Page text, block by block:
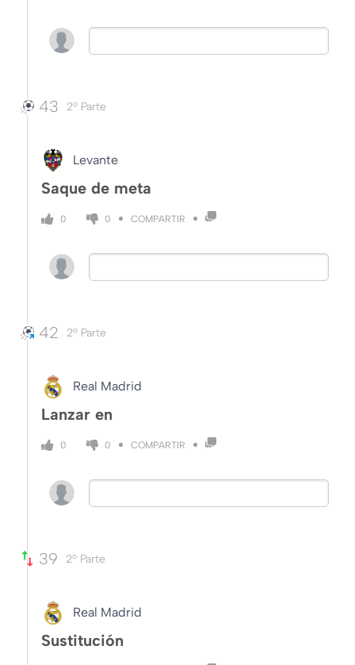
43 2º Parte
Levante
Saque de meta
0 0 COMPARTIR
42 2º Parte
Real Madrid
Lanzar en
0 0 COMPARTIR
39 2º Parte
Real Madrid
Sustitución